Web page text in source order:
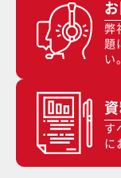
弊
題
い。
す
に